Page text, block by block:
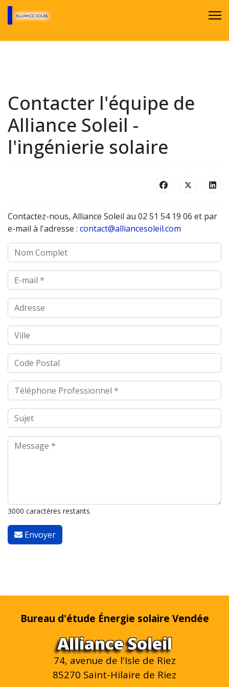
Contacter l'équipe de
Alliance Soleil -
l'ingénierie solaire
Contactez-nous, Alliance Soleil au 02 51 54 19 06 et par
e-mail à l'adresse : contact@alliancesoleil.com
3000 caractères restants
Envoyer
Bureau d'étude Énergie solaire Vendée
Alliance Soleil
74, avenue de l'Isle de Riez
85270 Saint-Hilaire de Riez